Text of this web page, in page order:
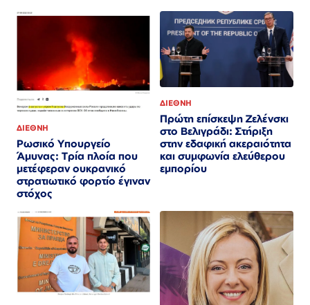
ΔΙΕΘΝΗ
Ρωσικό Υπουργείο
Άμυνας: Τρία πλοία που
μετέφεραν ουκρανικό
στρατιωτικό φορτίο έγιναν
στόχος
ΔΙΕΘΝΗ
Πρώτη επίσκεψη Ζελένσκι
στο Βελιγράδι: Στήριξη
στην εδαφική ακεραιότητα
και συμφωνία ελεύθερου
εμπορίου